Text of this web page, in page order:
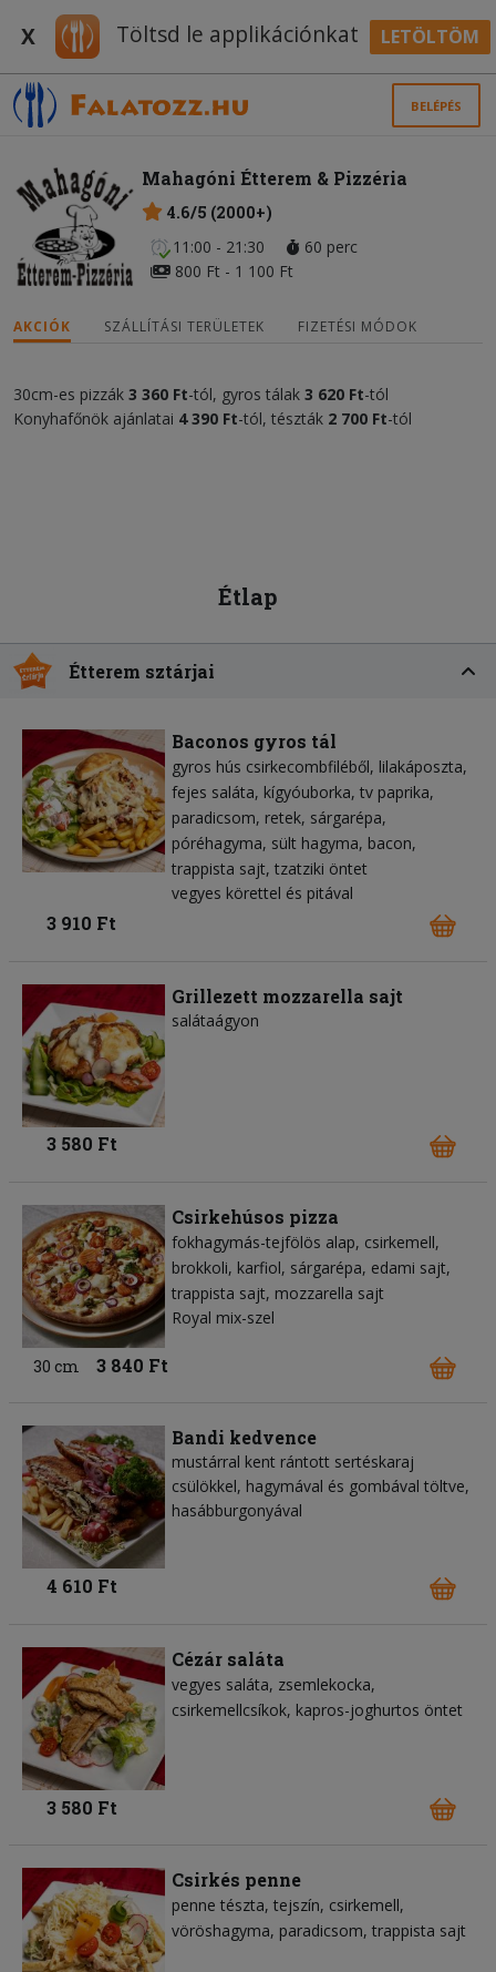
X Töltsd le applikációnkat LETÖLTÖM
BELÉPÉS
Mahagóni Étterem & Pizzéria
4.6/5 (2000+)
11:00 - 21:30
60 perc
800 Ft - 1 100 Ft
AKCIÓK SZÁLLÍTÁSI TERÜLETEK FIZETÉSI MÓDOK
30cm-es pizzák 3 360 Ft-tól, gyros tálak 3 620 Ft-tól
Konyhafőnök ajánlatai 4 390 Ft-tól, tészták 2 700 Ft-tól
Étlap
Étterem sztárjai
Baconos gyros tál
gyros hús csirkecombfiléből lilakáposzta
fejes saláta kígyóuborka tv paprika
paradicsom retek sárgarépa
póréhagyma sült hagyma bacon
trappista sajt tzatziki öntet
vegyes körettel és pitával
3 910 Ft
Grillezett mozzarella sajt
salátaágyon
3 580 Ft
Csirkehúsos pizza
fokhagymás-tejfölös alap csirkemell
brokkoli karfiol sárgarépa edami sajt
trappista sajt mozzarella sajt
Royal mix-szel
30 cm 3 840 Ft
Bandi kedvence
mustárral kent rántott sertéskaraj
csülökkel, hagymával és gombával töltve,
hasábburgonyával
4 610 Ft
Cézár saláta
vegyes saláta zsemlekocka
csirkemellcsíkok kapros-joghurtos öntet
3 580 Ft
Csirkés penne
penne tészta tejszín csirkemell
vöröshagyma paradicsom trappista sajt